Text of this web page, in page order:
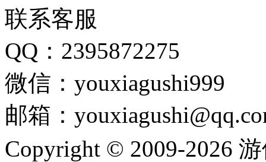
联系客服
QQ：2395872275
微信：youxiagushi999
邮箱：
Copyright © 2009-2026